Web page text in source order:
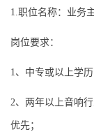
1.职位名称：业务
岗位要求：
1、中专或以上学历
2、两年以上音响
优先；